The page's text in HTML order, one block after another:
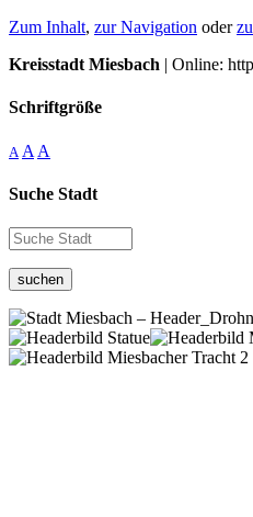
Zum Inhalt, zur Navigation oder
Kreisstadt Miesbach | Online:
Schriftgröße
A A A
Suche Stadt
suchen